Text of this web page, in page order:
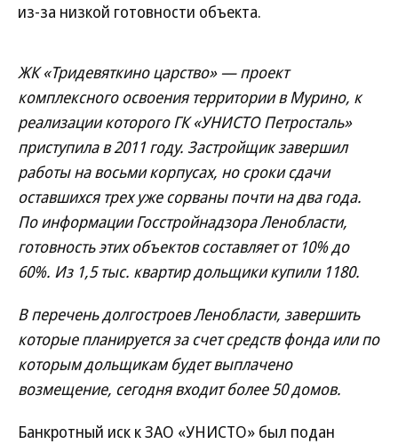
из-за низкой готовности объекта.
ЖК «Тридевяткино царство» — проект
комплексного освоения территории в Мурино, к
реализации которого ГК «УНИСТО Петросталь»
приступила в 2011 году. Застройщик завершил
работы на восьми корпусах, но сроки сдачи
оставшихся трех уже сорваны почти на два года.
По информации Госстройнадзора Ленобласти,
готовность этих объектов составляет от 10% до
60%. Из 1,5 тыс. квартир дольщики купили 1180.
В перечень долгостроев Ленобласти, завершить
которые планируется за счет средств фонда или по
которым дольщикам будет выплачено
возмещение, сегодня входит более 50 домов.
Банкротный иск к ЗАО «УНИСТО» был подан